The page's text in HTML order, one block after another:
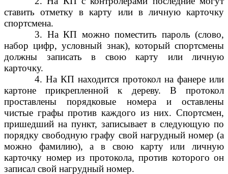
ставить отметку в карту или в личную карточку
спортсмена.
3. На КП можно поместить пароль (слово,
набор цифр, условный знак), который спортсмены
должны записать в свою карту или личную
карточку.
4. На КП находится протокол на фанере или
картоне прикрепленной к дереву. В протокол
проставлены порядковые номера и оставлены
чистые графы против каждого из них. Спортсмен,
пришедший на пункт, записывает в следующую по
порядку свободную графу свой нагрудный номер (а
можно фамилию), а в свою карту или личную
карточку номер из протокола, против которого он
записал свой нагрудный номер.